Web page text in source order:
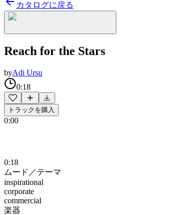
カタログに戻る
Reach for the Stars
byAdi Ursu
0:18
トラックを購入
0:00
0:18
ムード／テーマ
inspirational
corporate
commercial
楽器